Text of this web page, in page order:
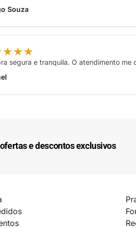
Souza
segura e tranquila. O atendimento
e descontos exclusivos